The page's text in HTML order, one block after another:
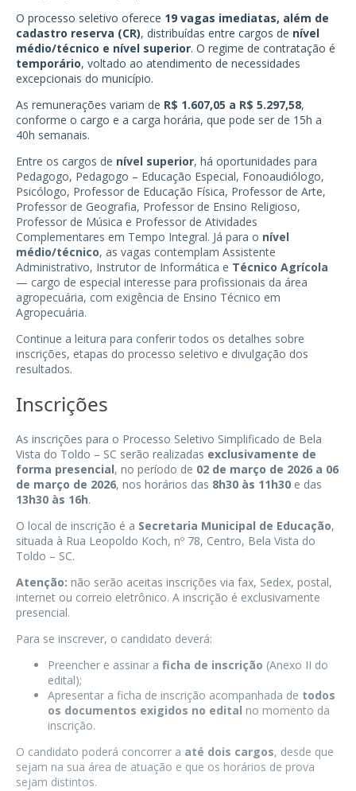
O processo seletivo oferece 19 vagas imediatas, além de
cadastro reserva (CR), distribuídas entre cargos de nível
médio/técnico e nível superior. O regime de contratação é
temporário, voltado ao atendimento de necessidades
excepcionais do município.
As remunerações variam de R$ 1.607,05 a R$ 5.297,58,
conforme o cargo e a carga horária, que pode ser de 15h a
40h semanais.
Entre os cargos de nível superior, há oportunidades para
Pedagogo, Pedagogo – Educação Especial, Fonoaudiólogo,
Psicólogo, Professor de Educação Física, Professor de Arte,
Professor de Geografia, Professor de Ensino Religioso,
Professor de Música e Professor de Atividades
Complementares em Tempo Integral. Já para o nível
médio/técnico, as vagas contemplam Assistente
Administrativo, Instrutor de Informática e Técnico Agrícola
— cargo de especial interesse para profissionais da área
agropecuária, com exigência de Ensino Técnico em
Agropecuária.
Continue a leitura para conferir todos os detalhes sobre
inscrições, etapas do processo seletivo e divulgação dos
resultados.
Inscrições
As inscrições para o Processo Seletivo Simplificado de Bela
Vista do Toldo – SC serão realizadas exclusivamente de
forma presencial, no período de 02 de março de 2026 a 06
de março de 2026, nos horários das 8h30 às 11h30 e das
13h30 às 16h.
O local de inscrição é a Secretaria Municipal de Educação,
situada à Rua Leopoldo Koch, nº 78, Centro, Bela Vista do
Toldo – SC.
Atenção: não serão aceitas inscrições via fax, Sedex, postal,
internet ou correio eletrônico. A inscrição é exclusivamente
presencial.
Para se inscrever, o candidato deverá:
Preencher e assinar a ficha de inscrição (Anexo II do
edital);
Apresentar a ficha de inscrição acompanhada de todos
os documentos exigidos no edital no momento da
inscrição.
O candidato poderá concorrer a até dois cargos, desde que
sejam na sua área de atuação e que os horários de prova
sejam distintos.